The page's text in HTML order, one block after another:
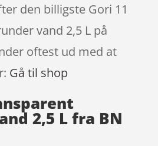
den billigste Gori 11
vand 2,5 L på
oftest ud med at
Gå til shop
2,5 L fra BN